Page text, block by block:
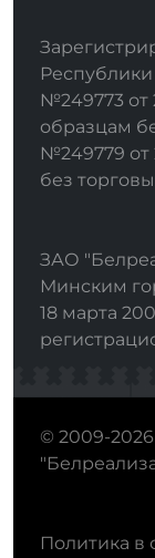
№249773 от
образцам
№249779 от
без
ЗАО
Минским
18 марта
© 2009-
Политика в